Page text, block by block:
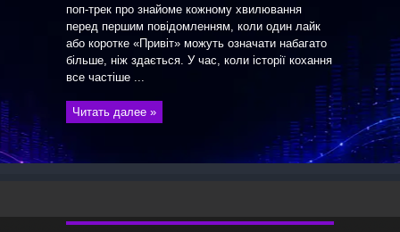
поп-трек про знайоме кожному хвилювання
перед першим повідомленням, коли один лайк
або коротке «Привіт» можуть означати набагато
більше, ніж здається. У час, коли історії кохання
все частіше ...
Читать далее »